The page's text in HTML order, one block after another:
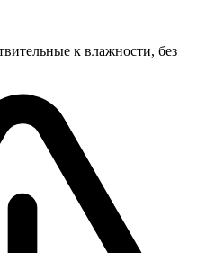
к влажности, без